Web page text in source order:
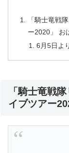
「騎士竜戦
ー2020」 お
6月5日よ
「騎士竜戦
イブツアー